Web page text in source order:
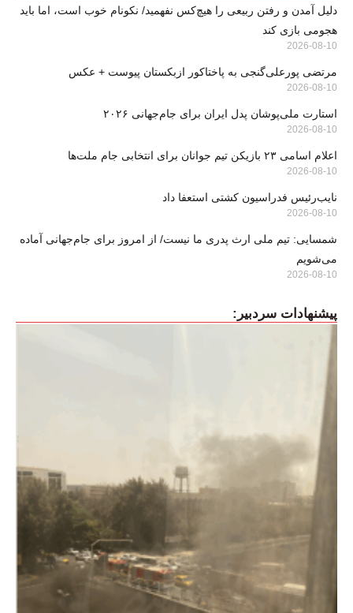
دلیل آمدن و رفتن ربیعی را هیچ‌کس نفهمید/ نکونام خوب است، اما باید
هجومی بازی کند
2026-08-10
مرتضی پورعلی‌گنجی به پاختاکور ازبکستان پیوست + عکس
2026-08-10
استارت ملی‌پوشان پدل ایران برای جام‌جهانی ۲۰۲۶
2026-08-10
اعلام اسامی ۲۳ بازیکن تیم جوانان برای انتخابی جام ملت‌ها
2026-08-10
نایب‌رئیس فدراسیون کشتی استعفا داد
2026-08-10
شمسایی: تیم ملی ارث پدری ما نیست/ از امروز برای جام‌جهانی آماده
می‌شویم
2026-08-10
پیشنهادات سردبیر: